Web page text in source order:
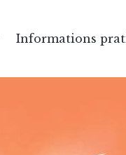
Informations